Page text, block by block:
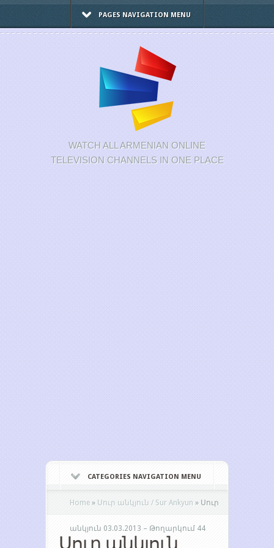
PAGES NAVIGATION MENU
WATCH ALL ARMENIAN ONLINE
TELEVISION CHANNELS IN ONE PLACE
CATEGORIES NAVIGATION MENU
Home » Սուր անկյուն / Sur Ankyun » Սուր
անկյուն 03.03.2013 – Թողարկում 44
Սուր անկյուն